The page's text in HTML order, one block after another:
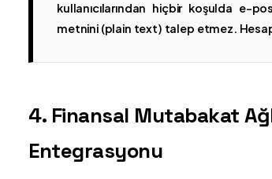
kullanıcılarından hiçbir koşulda e-
metnini (plain text) talep etmez. Hesap
4. Finansal Mutabakat
Entegrasyonu